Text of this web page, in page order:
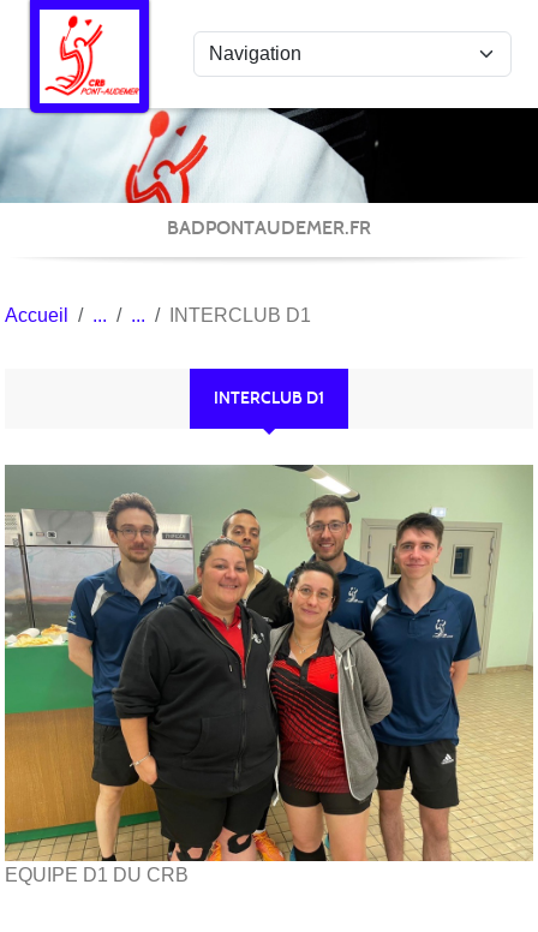
BADPONTAUDEMER.FR
Accueil INTERCLUB D1
INTERCLUB D1
EQUIPE D1 DU CRB
Panneau de gestion des cookies